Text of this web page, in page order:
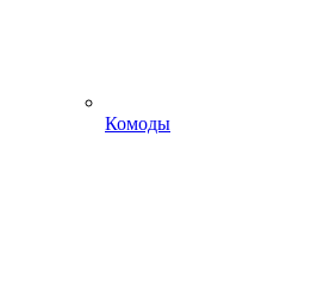
Комоды